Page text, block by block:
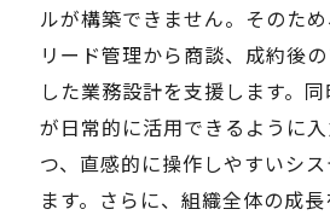
サイト内検索
Contact
ルが構築できません。そのた
リード管理から商談、成約後
した業務設計を支援します。
が日常的に活用できるように
つ、直感的に操作しやすいシ
ます。さらに、組織全体の成